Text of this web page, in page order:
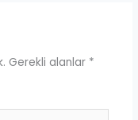
Gerekli alanlar *